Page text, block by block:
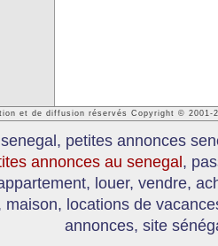
et de diffusion réservés Copyright © 2001-
petites annonces
annonces au senegal ,
louer, vendre,
maison, locations de
annonces, site